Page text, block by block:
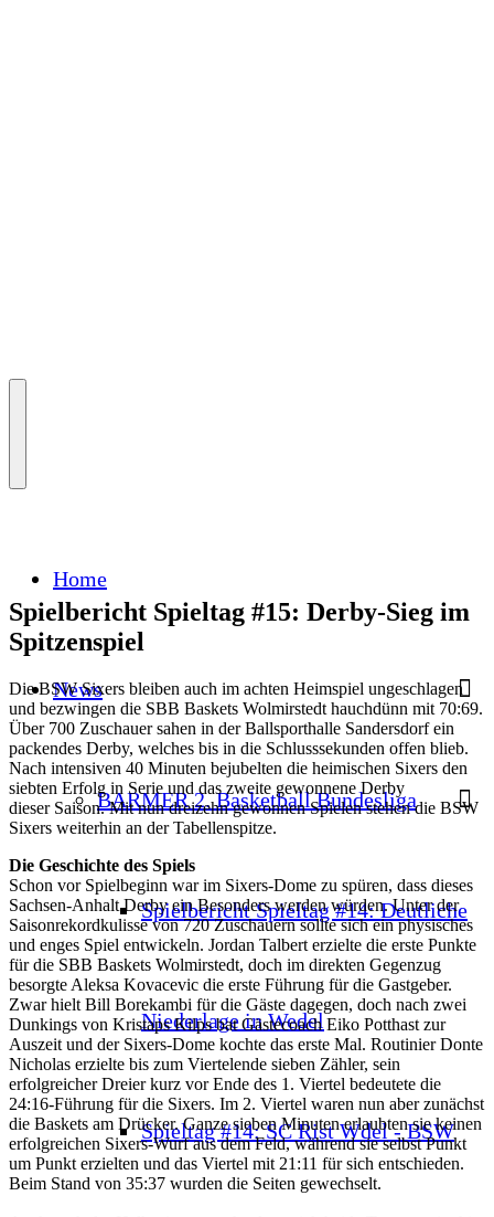
Home
News
BARMER 2. Basketball Bundesliga
Spielbericht Spieltag #14: Deutliche
Niederlage in Wedel
Spieltag #14: SC Rist Wdel - BSW
Spielbericht Spieltag #15: Derby-Sieg im
Spitzenspiel
Die BSW Sixers bleiben auch im achten Heimspiel ungeschlagen
und bezwingen die SBB Baskets Wolmirstedt hauchdünn mit 70:69.
Über 700 Zuschauer sahen in der Ballsporthalle Sandersdorf ein
packendes Derby, welches bis in die Schlusssekunden offen blieb.
Nach intensiven 40 Minuten bejubelten die heimischen Sixers den
siebten Erfolg in Serie und das zweite gewonnene Derby
dieser Saison. Mit nun dreizehn gewonnen Spielen stehen die BSW
Sixers weiterhin an der Tabellenspitze.
Die Geschichte des Spiels
Schon vor Spielbeginn war im Sixers-Dome zu spüren, dass dieses
Sachsen-Anhalt Derby ein Besonders werden würden. Unter der
Saisonrekordkulisse von 720 Zuschauern sollte sich ein physisches
und enges Spiel entwickeln. Jordan Talbert erzielte die erste Punkte
für die SBB Baskets Wolmirstedt, doch im direkten Gegenzug
besorgte Aleksa Kovacevic die erste Führung für die Gastgeber.
Zwar hielt Bill Borekambi für die Gäste dagegen, doch nach zwei
Dunkings von Kristaps Kilps bat Gästecoach Eiko Potthast zur
Auszeit und der Sixers-Dome kochte das erste Mal. Routinier Donte
Nicholas erzielte bis zum Viertelende sieben Zähler, sein
erfolgreicher Dreier kurz vor Ende des 1. Viertel bedeutete die
24:16-Führung für die Sixers. Im 2. Viertel waren nun aber zunächst
die Baskets am Drücker. Ganze sieben Minuten erlaubten sie keinen
erfolgreichen Sixers-Wurf aus dem Feld, während sie selbst Punkt
um Punkt erzielten und das Viertel mit 21:11 für sich entschieden.
Beim Stand von 35:37 wurden die Seiten gewechselt.